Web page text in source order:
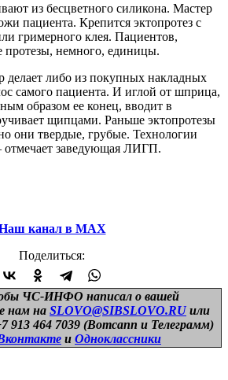
из бесцветного силикона. Мастер
пациента. Крепится эктопротез с
гримерного клея. Пациентов,
немного, единицы.
делает либо из покупных накладных
самого пациента. И иглой от шприца,
образом ее конец, вводит в
щипцами. Раньше эктопротезы
они твердые, грубые. Технологии
отмечает заведующая ЛИГП.
канал в МАХ
Поделиться:
ЧС-ИНФО написал о вашей
нам на SLOVO@SIBSLOVO.RU или
913 464 7039 (Вотсапп и Телеграмм)
и Одноклассники